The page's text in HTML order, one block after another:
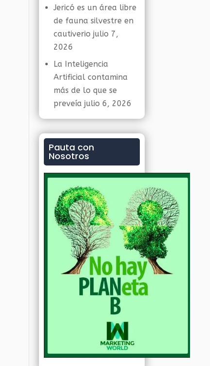
Jericó es un área libre
de fauna silvestre en
cautiverio julio 7,
2026
La Inteligencia
Artificial contamina
más de lo que se
preveía julio 6, 2026
Pauta con
Nosotros